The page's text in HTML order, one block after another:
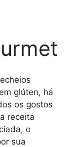
glúten, há
os gostos
receita
o
sua